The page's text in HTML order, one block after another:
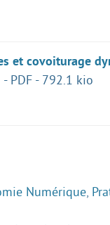
et covoiturage
- PDF - 792.1 kio
Numérique,